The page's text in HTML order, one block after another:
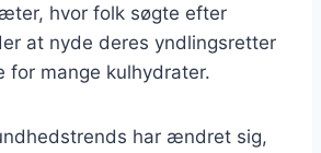
hvor folk søgte efter
at nyde deres yndlingsretter
for mange kulhydrater.
har ændret sig,